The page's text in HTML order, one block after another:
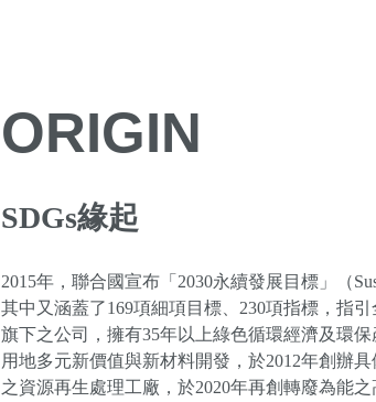
ORIGIN
SDGs緣起
2015年，聯合國宣布「2030永續發展目標」（
其中又涵蓋了169項細項目標、230項指標，指
旗下之公司，擁有35年以上綠色循環經濟及環
用地多元新價值與新材料開發，於2012年創辦
之資源再生處理工廠，於2020年再創轉廢為能